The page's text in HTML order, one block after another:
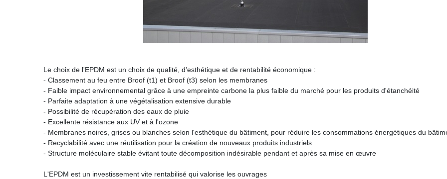
Le choix de l'EPDM est un choix de qualité, d'esthétique et de rentabilité économique :
- Classement au feu entre Broof (t1) et Broof (t3) selon les membranes
- Faible impact environnemental grâce à une empreinte carbone la plus faible du marché pour les produits d'étanchéité
- Parfaite adaptation à une végétalisation extensive durable
- Possibilité de récupération des eaux de pluie
- Excellente résistance aux UV et à l'ozone
- Membranes noires, grises ou blanches selon l'esthétique du bâtiment, pour réduire les consommations énergétiques du
- Recyclabilité avec une réutilisation pour la création de nouveaux produits industriels
- Structure moléculaire stable évitant toute décomposition indésirable pendant et après sa mise en œuvre
L'EPDM est un investissement vite rentabilisé qui valorise les ouvrages